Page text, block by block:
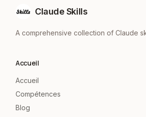
Claude Skills
A comprehensive collection of Claude
Accueil
Accueil
Compétences
Blog